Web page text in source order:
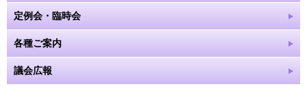
定例会・臨時会
各種ご案内
議会広報